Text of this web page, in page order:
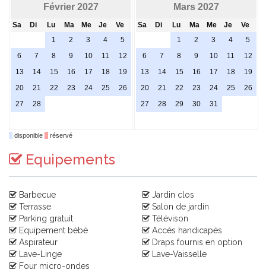
Février 2027
Sa Di Lu Ma Me Je
Ve
1
2 3 4
5
6
7 8 9 10 11
12
13
14 15 16 17 18
19
20
21 22 23 24 25
26
27
28
Mars 2027
Sa Di Lu Ma Me Je
Ve
1
2 3 4
5
6
7 8 9 10 11
12
13
14 15 16 17 18
19
20
21 22 23 24 25
26
27
28 29 30 31
disponible réservé
Equipements
Barbecue
Jardin clos
Terrasse
Salon de jardin
Parking gratuit
Télévison
Equipement bébé
Accès handicapés
Aspirateur
Draps fournis en option
Lave-Linge
Lave-Vaisselle
Four micro-ondes